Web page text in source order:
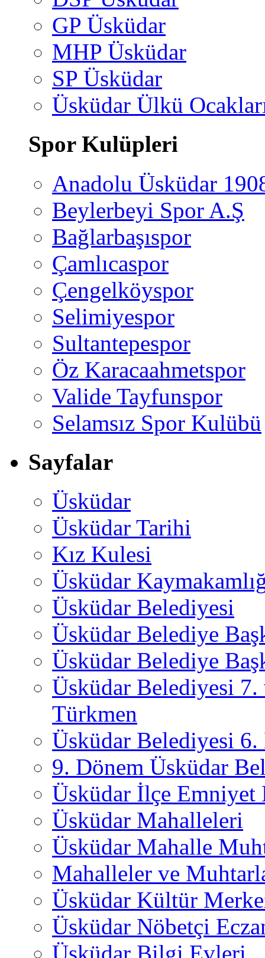
GP Üsküdar
MHP Üsküdar
SP Üsküdar
Üsküdar Ülkü
Spor Kulüpleri
Anadolu Üsküdar
Beylerbeyi Spor A.Ş
Bağlarbaşıspor
Çamlıcaspor
Çengelköyspor
Selimiyespor
Sultantepespor
Öz Karacaahmetspor
Valide Tayfunspor
Selamsız Spor Kulübü
Sayfalar
Üsküdar
Üsküdar Tarihi
Kız Kulesi
Üsküdar
Üsküdar Belediyesi
Üsküdar Belediye
Üsküdar Belediye
Üsküdar Belediyesi
Türkmen
Üsküdar Belediyesi 6.
9. Dönem Üsküdar
Üsküdar İlçe
Üsküdar Mahalleleri
Üsküdar Mahalle
Mahalleler ve
Üsküdar Kültür
Üsküdar Nöbetçi